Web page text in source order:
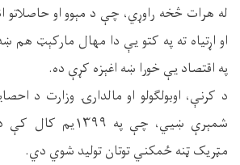
له هرات څخه راوړي، چې د مېوو او حاصلاتو
او اړتیاه ته په کتو یې دا مهال مارکېټ
په اقتصاد یې خورا ښه اغېزه کړې ده.
د کرنې، اوبولګولو او مالدارۍ وزارت د
مټریک ټنه ځمکني توتان تولید شوي دي.